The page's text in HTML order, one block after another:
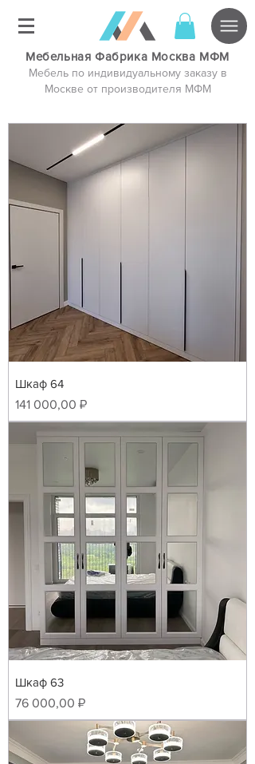
Мебельная Фабрика Москва МФМ
Мебель по индивидуальному заказу в
Москве от производителя МФМ
Шкаф 64
Цена
141 000,00 ₽
Шкаф 63
Цена
76 000,00 ₽